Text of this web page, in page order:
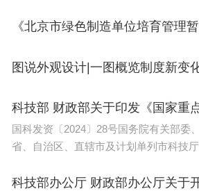
《北京市绿色制造单位培育管理暂
图说外观设计|一图概览制度新变
国科发资〔2024〕28号国务院有关部委
省、自治区、直辖市及计划单列市科技
根据党中央、国务院关于科技计划管理改